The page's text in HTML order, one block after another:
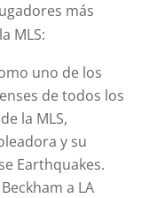
más
MLS:
uno de los
de todos los
la MLS,
y su
Earthquakes.
a LA